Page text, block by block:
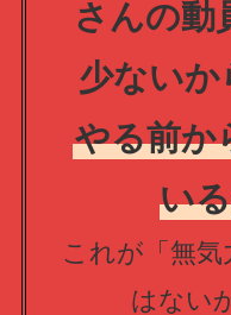
さんの動
少ない
やる前か
い
これが「無
はない